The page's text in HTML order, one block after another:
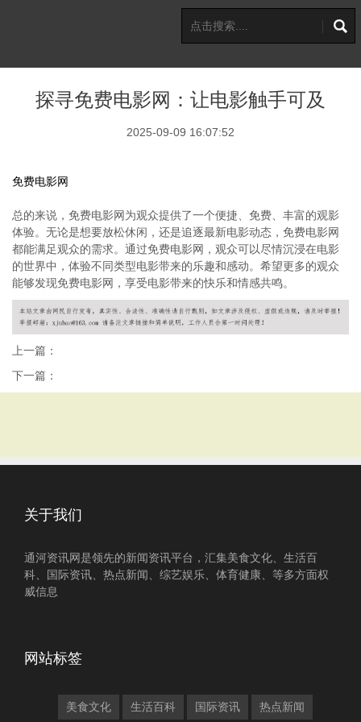
探寻免费电影网：让电影触手可及
2025-09-09 16:07:52
免费电影网
总的来说，免费电影网为观众提供了一个便捷、免费、丰富的观影
体验。无论是想要放松休闲，还是追逐最新电影动态，免费电影网
都能满足观众的需求。通过免费电影网，观众可以尽情沉浸在电影
的世界中，体验不同类型电影带来的乐趣和感动。希望更多的观众
能够发现免费电影网，享受电影带来的快乐和情感共鸣。
上一篇：
下一篇：
关于我们
通河资讯网是领先的新闻资讯平台，汇集美食文化、生活百
科、国际资讯、热点新闻、综艺娱乐、体育健康、等多方面权
威信息
网站标签
美食文化 生活百科 国际资讯 热点新闻